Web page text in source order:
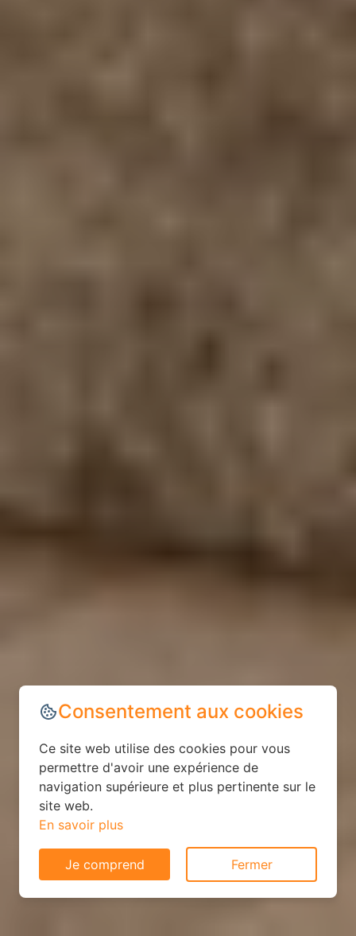
Consentement aux cookies
Ce site web utilise des cookies pour vous
permettre d'avoir une expérience de
navigation supérieure et plus pertinente sur le
site web.
En savoir plus
Je comprend Fermer